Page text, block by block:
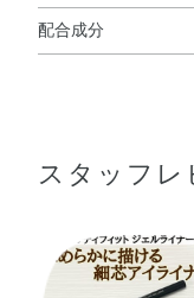
使用方法
すめします。
※くり出した芯は戻り
配合成分
メチコン・キャン
ン酸Na・スクワラ
ル・メチルパラベ
スタッフレ